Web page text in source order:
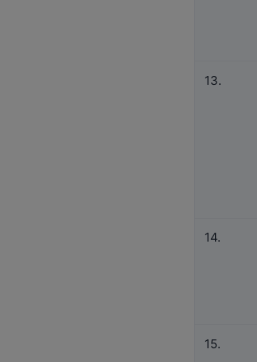
13.
14.
15.